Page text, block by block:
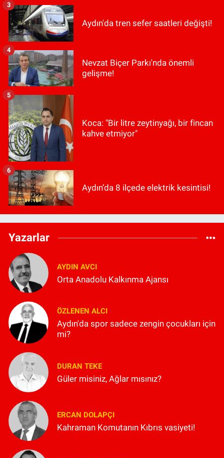
Aydın'da tren sefer saatleri değişti!
3
Nevzat Biçer Parkı'nda önemli
gelişme!
4
Koca: "Bir litre zeytinyağı, bir fincan
kahve etmiyor"
5
Aydın’da 8 ilçede elektrik kesintisi!
6
Yazarlar
AYDIN AVCI
Orta Anadolu Kalkınma Ajansı
ÖZLENEN ALCI
Aydın'da spor sadece zengin çocukları için
mi?
DURAN TEKE
Güler misiniz, Ağlar mısınız?
ERCAN DOLAPÇI
Kahraman Komutanın Kıbrıs vasiyeti!